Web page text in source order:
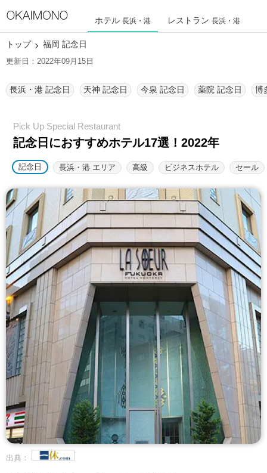
ホテル 長浜・港 レストラン 長浜・港
トップ 福岡 記念日
更新日：2022年09月15日
長浜・港 記念日 天神 記念日 今泉 記念日 薬院 記念日 博
記念日におすすめホテル17選！2022年
記念日 長浜・港 エリア 高級 ビジネスホテル セール
出典：